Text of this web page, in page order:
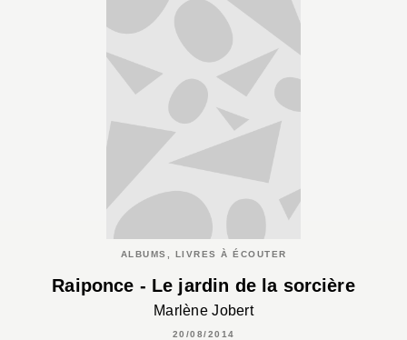
ALBUMS, LIVRES À ÉCOUTER
Raiponce - Le jardin de la sorcière
Marlène Jobert
20/08/2014